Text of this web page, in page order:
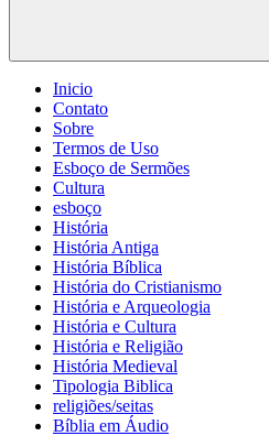
Inicio
Contato
Sobre
Termos de Uso
Esboço de Sermões
Cultura
esboço
História
História Antiga
História Bíblica
História do Cristianismo
História e Arqueologia
História e Cultura
História e Religião
História Medieval
Tipologia Biblica
religiões/seitas
Bíblia em Áudio